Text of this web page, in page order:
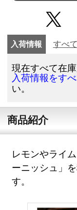
入荷情報 すべ
現在すべて在庫
入荷情報をす
い。
商品紹介
レモンやライ
ーニッシュ」
す。